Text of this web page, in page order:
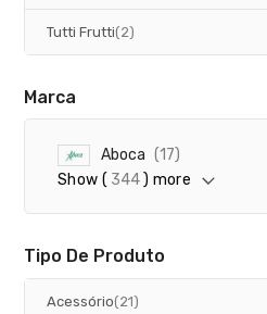
Tutti Frutti 2
artigos
Marca
Aboca 17
r
t
Show ( 344) more
Tipo De Produto
Acessório 21
artigos